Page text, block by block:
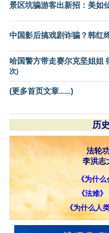
景区坑骗游客出新招：美如
中国影后搞戏剧诈骗？韩红
哈国警方带走赛尔克坚姐姐
次)
(更多首页文章......)
历
法轮
李洪志
《为什么
《法难》
《为什么人